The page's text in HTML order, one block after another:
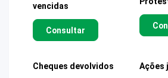
vencidas
Consultar
Cheques devolvidos Ações